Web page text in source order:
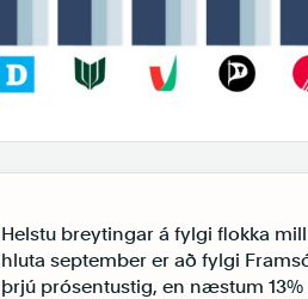
Helstu breytingar á fylgi flokka
hluta september er að fylgi
þrjú prósentustig, en næstum